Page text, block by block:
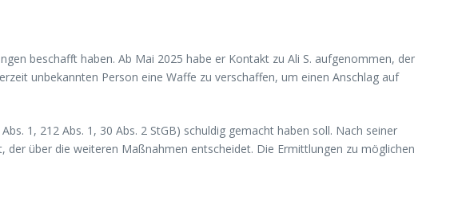
beschafft haben. Ab Mai 2025 habe er Kontakt zu Ali S. aufgenommen, der
unbekannten Person eine Waffe zu verschaffen, um einen Anschlag auf
1, 212 Abs. 1, 30 Abs. 2 StGB) schuldig gemacht haben soll. Nach seiner
über die weiteren Maßnahmen entscheidet. Die Ermittlungen zu möglichen